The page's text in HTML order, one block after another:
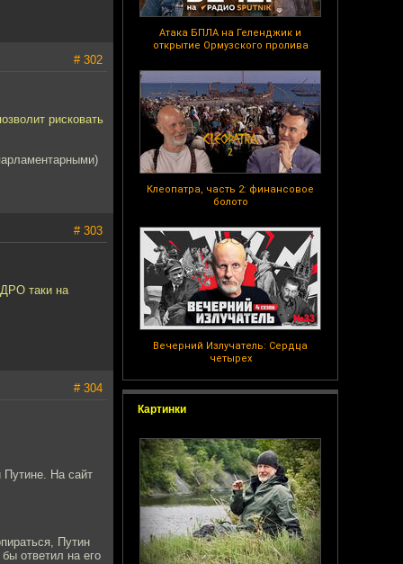
Атака БПЛА на Геленджик и
открытие Ормузского пролива
Клеопатра, часть 2: финансовое
болото
Вечерний Излучатель: Сердца
четырех
Картинки
# 302
рисковать
# 303
таки на
# 304
Путине. На сайт
Путин
ответил на его